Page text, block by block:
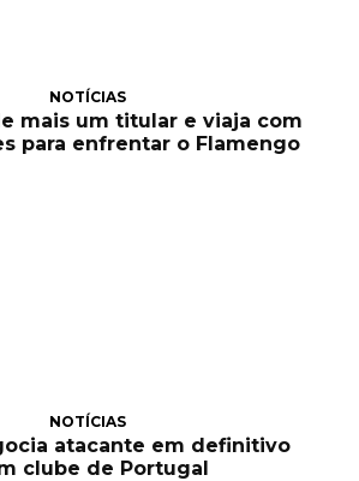
NOTÍCIAS
mais um titular e viaja com
para enfrentar o Flamengo
NOTÍCIAS
atacante em definitivo
clube de Portugal